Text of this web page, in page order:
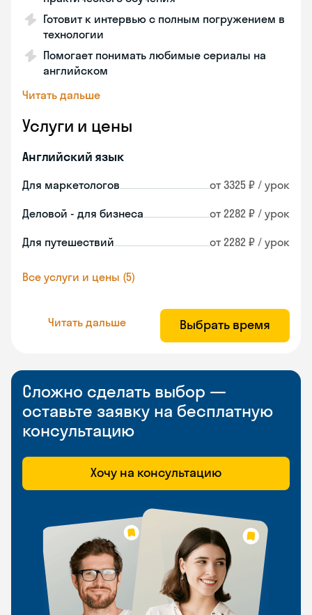
Готовит к интервью с полным погружением в
технологии
Помогает понимать любимые сериалы на
английском
Читать дальше
Услуги и цены
Английский язык
Для маркетологов от 3325 ₽ / урок
Деловой - для бизнеса от 2282 ₽ / урок
Для путешествий от 2282 ₽ / урок
Все услуги и цены (5)
Читать дальше Выбрать время
Сложно сделать выбор —
оставьте заявку на бесплатную
консультацию
Хочу на консультацию